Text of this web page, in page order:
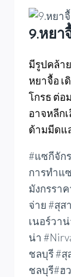
9.หยา
มีรูปคล้า
หยาจื้อ เ
โกรธ ต่อ
อาจหลีก
ด้ามมีดแ
#แซกีจัก
การทำแ
มังกรรา
จ่าย #สุส
เนอร์วา
น่า
ชลบุรี #
ชลบุรี#ฮ